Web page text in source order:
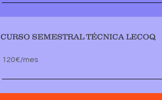
CURSO SEMESTRAL TÉCNICA LECOQ
120€/mes